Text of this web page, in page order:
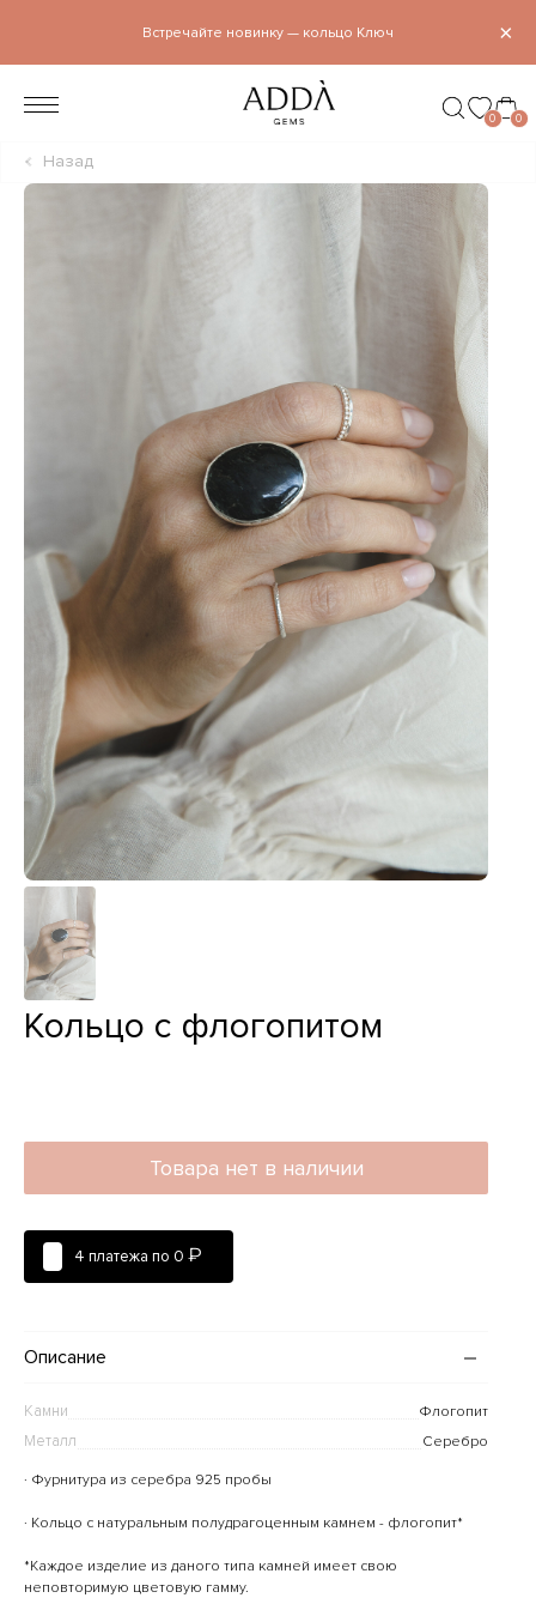
×
Встречайте новинку — кольцо Ключ
0 0
Назад
Кольцо с флогопитом
Товара нет в наличии
4 платежа по 0 ₽
Описание
Камни Флогопит
Металл Серебро
· Фурнитура из серебра 925 пробы
· Кольцо с натуральным полудрагоценным камнем - флогопит*
*Каждое изделие из даного типа камней имеет свою
неповторимую цветовую гамму.